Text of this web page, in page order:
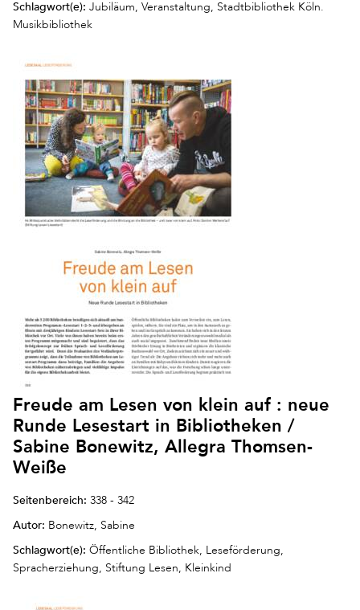
Schlagwort(e): Jubiläum, Veranstaltung, Stadtbibliothek Köln.
Musikbibliothek
Freude am Lesen von klein auf : neue
Runde Lesestart in Bibliotheken /
Sabine Bonewitz, Allegra Thomsen-
Weiße
Seitenbereich: 338 - 342
Autor: Bonewitz, Sabine
Schlagwort(e): Öffentliche Bibliothek, Leseförderung,
Spracherziehung, Stiftung Lesen, Kleinkind